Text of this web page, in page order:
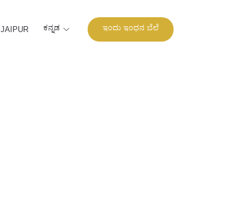
JAIPUR ಕನ್ನಡ ಇಂದು ಇಂಧನ ಬೆಲೆ